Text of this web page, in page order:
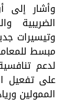
وأشار إلى
الضريبية
وتيسيرات
مبسط
لدعم
على تفعيل
الممولين